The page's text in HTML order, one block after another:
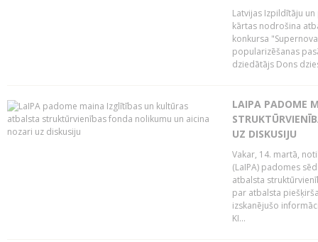
Latvijas Izpildītāju
kārtas nodrošina
konkursa
popularizēšanas
dziedātājs Dons
LAIPA PADOME
UZ DISKUSIJU
Vakar, 14. martā,
(LaIPA) padomes
atbalsta
par atbalsta
izskanējušo
KI...